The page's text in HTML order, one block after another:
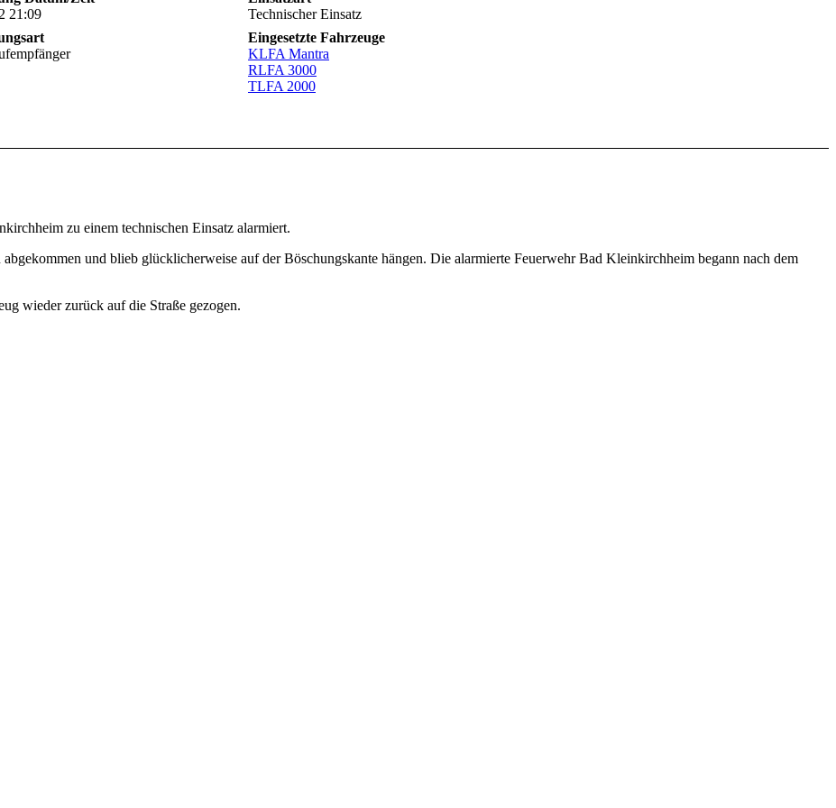
21:09
Technischer Einsatz
Eingesetzte Fahrzeuge
KLFA Mantra
RLFA 3000
TLFA 2000
zu einem technischen Einsatz alarmiert.
und blieb glücklicherweise auf der Böschungskante hängen. Die alarmierte Feuerwehr Bad Kleinkirchheim begann nach dem
wieder zurück auf die Straße gezogen.